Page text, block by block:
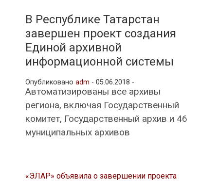
и
рубрики
В Республике Татарстан
завершен проект создания
Единой архивной
информационной системы
Опубликовано adm - 05.06.2018 -
Автоматизированы все архивы
региона, включая Государственный
комитет, Государственный архив и 46
муниципальных архивов
«ЭЛАР» объявила о завершении проекта